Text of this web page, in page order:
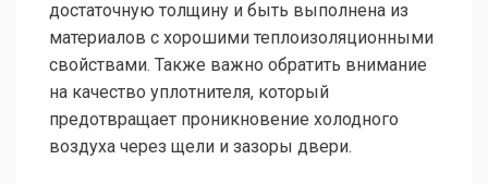
достаточную толщину и быть выполнена из
материалов с хорошими теплоизоляционными
свойствами. Также важно обратить внимание
на качество уплотнителя, который
предотвращает проникновение холодного
воздуха через щели и зазоры двери.